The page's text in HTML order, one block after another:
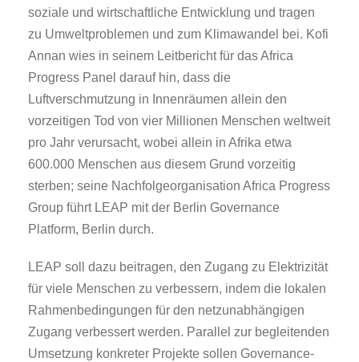
soziale und wirtschaftliche Entwicklung und tragen
zu Umweltproblemen und zum Klimawandel bei. Kofi
Annan wies in seinem Leitbericht für das Africa
Progress Panel darauf hin, dass die
Luftverschmutzung in Innenräumen allein den
vorzeitigen Tod von vier Millionen Menschen weltweit
pro Jahr verursacht, wobei allein in Afrika etwa
600.000 Menschen aus diesem Grund vorzeitig
sterben; seine Nachfolgeorganisation Africa Progress
Group führt LEAP mit der Berlin Governance
Platform, Berlin durch.
LEAP soll dazu beitragen, den Zugang zu Elektrizität
für viele Menschen zu verbessern, indem die lokalen
Rahmenbedingungen für den netzunabhängigen
Zugang verbessert werden. Parallel zur begleitenden
Umsetzung konkreter Projekte sollen Governance-